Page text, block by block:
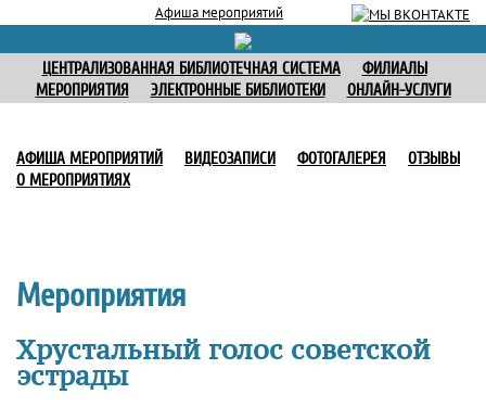
Афиша мероприятий
ЦЕНТРАЛИЗОВАННАЯ БИБЛИОТЕЧНАЯ СИСТЕМА
ФИЛИАЛЫ
МЕРОПРИЯТИЯ
ЭЛЕКТРОННЫЕ БИБЛИОТЕКИ ОНЛАЙН-УСЛУГИ
АФИША МЕРОПРИЯТИЙ ВИДЕОЗАПИСИ ФОТОГАЛЕРЕЯ
ОТЗЫВЫ
О МЕРОПРИЯТИЯХ
Мероприятия
Хрустальный голос советской
эстрады